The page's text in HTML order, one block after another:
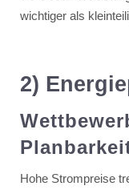
wichtiger als
2)
Hohe Strompreise